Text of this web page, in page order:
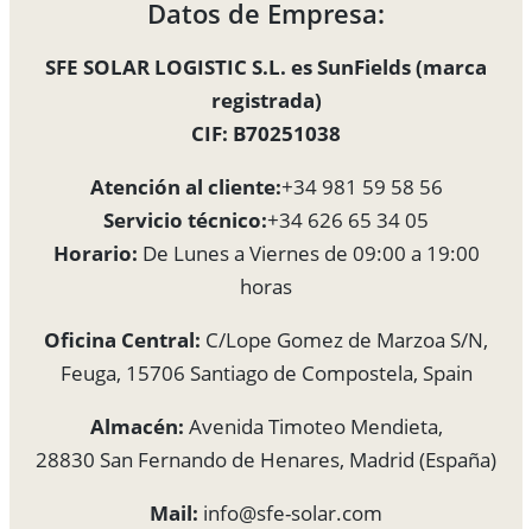
Datos de Empresa:
SFE SOLAR LOGISTIC S.L. es SunFields (marca
registrada)
CIF: B70251038
Atención al cliente:+34 981 59 58 56
Servicio técnico:+34 626 65 34 05
Horario: De Lunes a Viernes de 09:00 a 19:00
horas
Oficina Central: C/Lope Gomez de Marzoa S/N,
Feuga, 15706 Santiago de Compostela, Spain
Almacén: Avenida Timoteo Mendieta,
28830 San Fernando de Henares, Madrid (España)
Mail: info@sfe-solar.com